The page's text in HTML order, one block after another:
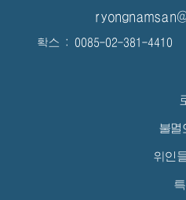
확스 : 0085-02-381-
불멸
위인